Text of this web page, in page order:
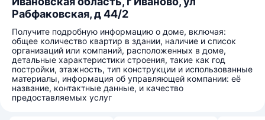
Рабфаковская, д 44/2
Получите подробную информацию о доме, включая:
общее количество квартир в здании, наличие и список
организаций или компаний, расположенных в доме,
детальные характеристики строения, такие как год
постройки, этажность, тип конструкции и использованные
материалы, информация об управляющей компании: её
название, контактные данные, и качество
предоставляемых услуг